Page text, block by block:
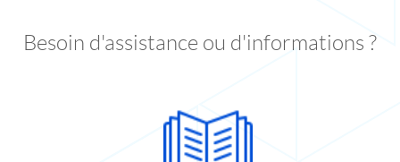
Besoin d'assistance ou d'informations ?